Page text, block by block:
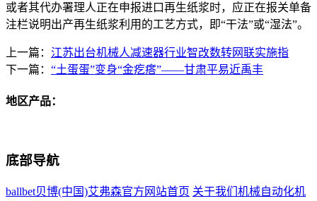
或者其代办署理人正在申报进口再生纸浆时，应正在报关单备
注栏说明出产再生纸浆利用的工艺方式，即“干法”或“湿法”。
上一篇： 江苏出台机械人减速器行业智改数转网联实施指
下一篇： “土蛋蛋”变身“金疙瘩”——甘肃平易近禹丰
地区产品：
底部导航
ballbet贝博(中国)艾弗森官方网站首页 关于我们 机械自动化机